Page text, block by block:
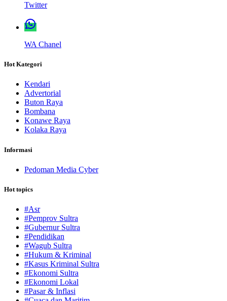
Twitter
WA Chanel
Hot Kategori
Kendari
Advertorial
Buton Raya
Bombana
Konawe Raya
Kolaka Raya
Informasi
Pedoman Media Cyber
Hot topics
#Asr
#Pemprov Sultra
#Gubernur Sultra
#Pendidikan
#Wagub Sultra
#Hukum & Kriminal
#Kasus Kriminal Sultra
#Ekonomi Sultra
#Ekonomi Lokal
#Pasar & Inflasi